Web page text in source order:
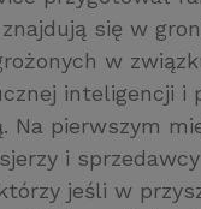
się w
w
inteligencji i
Na pierwszym
i
jeśli w